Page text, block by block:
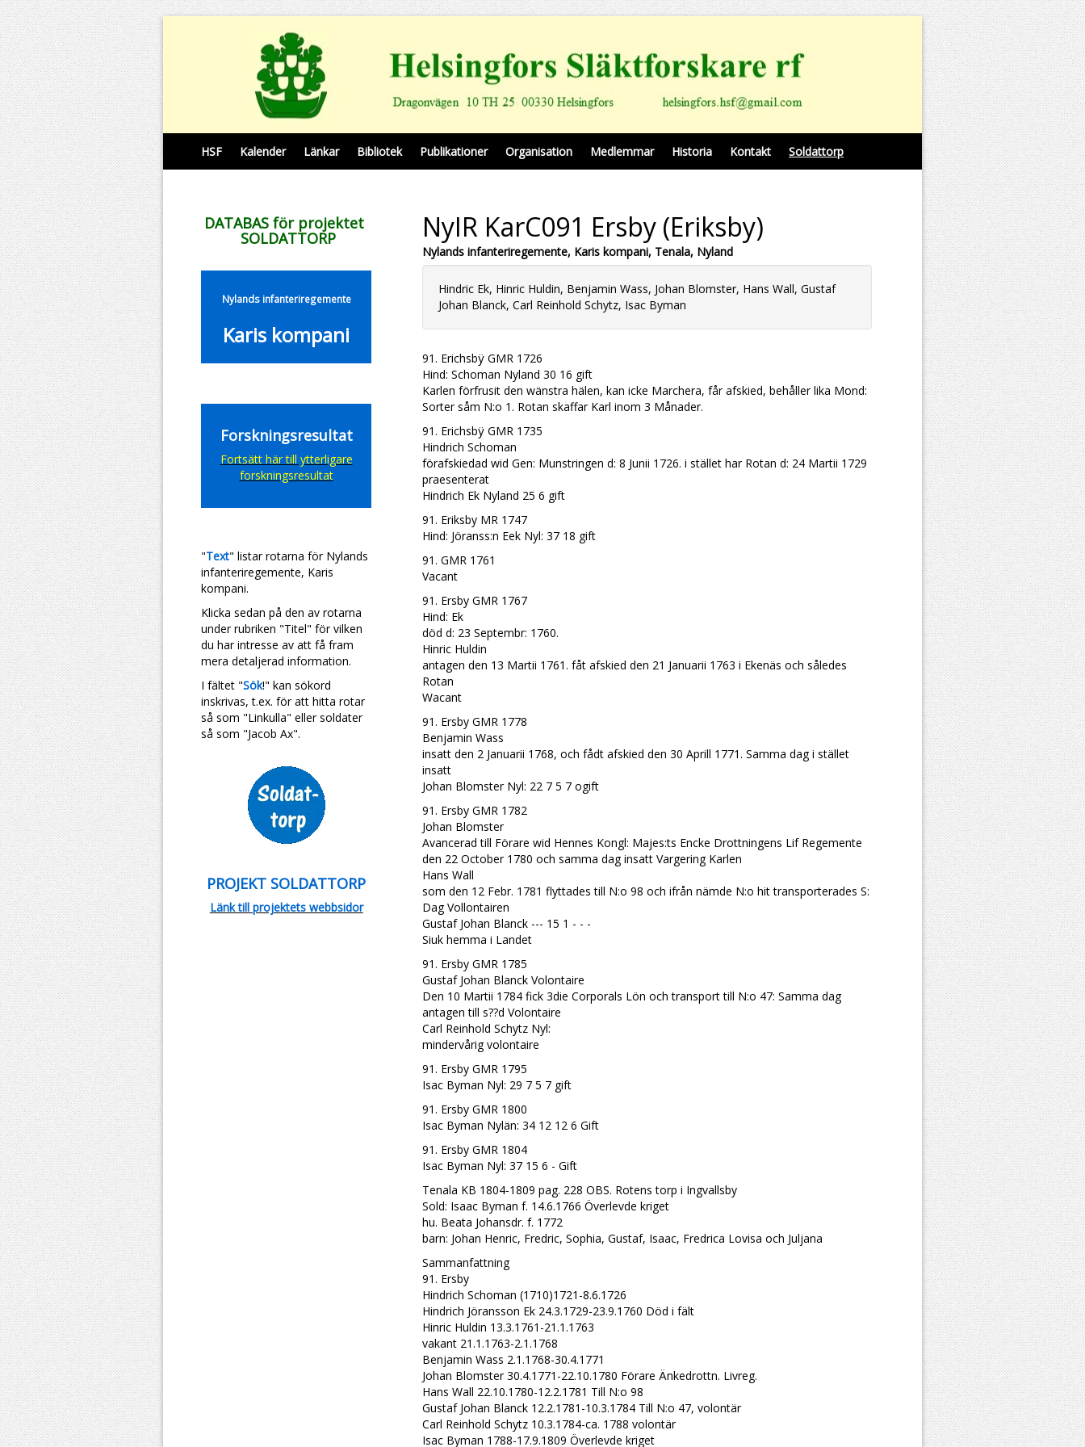
HSF Kalender Länkar Bibliotek Publikationer Organisation Medlemmar Historia Kontakt Soldattorp
DATABAS för projektet
SOLDATTORP
Nylands infanteriregemente
Karis kompani
Forskningsresultat
Fortsätt här till ytterligare
forskningsresultat
"Text" listar rotarna för Nylands
infanteriregemente, Karis
kompani.
Klicka sedan på den av rotarna
under rubriken "Titel" för vilken
du har intresse av att få fram
mera detaljerad information.
I fältet "Sök!" kan sökord
inskrivas, t.ex. för att hitta rotar
så som "Linkulla" eller soldater
så som "Jacob Ax".
PROJEKT SOLDATTORP
Länk till projektets webbsidor
NyIR KarC091 Ersby (Eriksby)
Nylands infanteriregemente, Karis kompani, Tenala, Nyland
Hindric Ek, Hinric Huldin, Benjamin Wass, Johan Blomster, Hans Wall, Gustaf
Johan Blanck, Carl Reinhold Schytz, Isac Byman
91. Erichsbÿ GMR 1726
Hind: Schoman Nyland 30 16 gift
Karlen förfrusit den wänstra hälen, kan icke Marchera, får afskied, behåller lika Mond:
Sorter såm N:o 1. Rotan skaffar Karl inom 3 Månader.
91. Erichsbÿ GMR 1735
Hindrich Schoman
förafskiedad wid Gen: Munstringen d: 8 Junii 1726. i stället har Rotan d: 24 Martii 1729
praesenterat
Hindrich Ek Nyland 25 6 gift
91. Eriksby MR 1747
Hind: Jöranss:n Eek Nyl: 37 18 gift
91. GMR 1761
Vacant
91. Ersby GMR 1767
Hind: Ek
död d: 23 Septembr: 1760.
Hinric Huldin
antagen den 13 Martii 1761. fåt afskied den 21 Januarii 1763 i Ekenäs och således
Rotan
Wacant
91. Ersby GMR 1778
Benjamin Wass
insatt den 2 Januarii 1768, och fådt afskied den 30 Aprill 1771. Samma dag i stället
insatt
Johan Blomster Nyl: 22 7 5 7 ogift
91. Ersby GMR 1782
Johan Blomster
Avancerad till Förare wid Hennes Kongl: Majes:ts Encke Drottningens Lif Regemente
den 22 October 1780 och samma dag insatt Vargering Karlen
Hans Wall
som den 12 Febr. 1781 flyttades till N:o 98 och ifrån nämde N:o hit transporterades S:
Dag Vollontairen
Gustaf Johan Blanck --- 15 1 - - -
Siuk hemma i Landet
91. Ersby GMR 1785
Gustaf Johan Blanck Volontaire
Den 10 Martii 1784 fick 3die Corporals Lön och transport till N:o 47: Samma dag
antagen till s??d Volontaire
Carl Reinhold Schytz Nyl:
mindervårig volontaire
91. Ersby GMR 1795
Isac Byman Nyl: 29 7 5 7 gift
91. Ersby GMR 1800
Isac Byman Nylän: 34 12 12 6 Gift
91. Ersby GMR 1804
Isac Byman Nyl: 37 15 6 - Gift
Tenala KB 1804-1809 pag. 228 OBS. Rotens torp i Ingvallsby
Sold: Isaac Byman f. 14.6.1766 Överlevde kriget
hu. Beata Johansdr. f. 1772
barn: Johan Henric, Fredric, Sophia, Gustaf, Isaac, Fredrica Lovisa och Juljana
Sammanfattning
91. Ersby
Hindrich Schoman (1710)1721-8.6.1726
Hindrich Jöransson Ek 24.3.1729-23.9.1760 Död i fält
Hinric Huldin 13.3.1761-21.1.1763
vakant 21.1.1763-2.1.1768
Benjamin Wass 2.1.1768-30.4.1771
Johan Blomster 30.4.1771-22.10.1780 Förare Änkedrottn. Livreg.
Hans Wall 22.10.1780-12.2.1781 Till N:o 98
Gustaf Johan Blanck 12.2.1781-10.3.1784 Till N:o 47, volontär
Carl Reinhold Schytz 10.3.1784-ca. 1788 volontär
Isac Byman 1788-17.9.1809 Överlevde kriget